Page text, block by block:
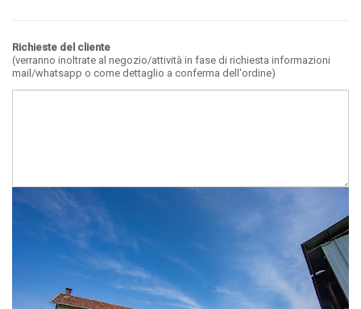
Richieste del cliente
(verranno inoltrate al negozio/attività in fase di richiesta informazioni
mail/whatsapp o come dettaglio a conferma dell'ordine)